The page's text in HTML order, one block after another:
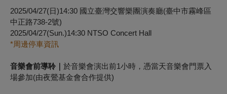
2025/04/27(日)14:30 國立臺灣交響樂團演奏廳(臺中市霧峰區
中正路738-2號)
2025/04/27(Sun.)14:30 NTSO Concert Hall
*周邊停車資訊
音樂會前導聆｜ 於音樂會演出前1小時，憑當天音樂會門票入
場參加(由夜鶯基金會合作提供)